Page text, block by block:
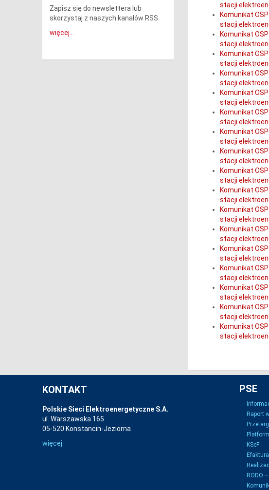
Zapisz się do newslettera lub
skorzystaj z naszych kanałów RSS.
więcej...
stacji
Komunikat
stacji
Komunikat
stacji
Komunikat
stacji
Komunikat
stacji
Komunikat
stacji
Komunikat
stacji
Komunikat
stacji
Komunikat
stacji
Komunikat
stacji
Komunikat
stacji
Komunikat
stacji
Komunikat
stacji
Komunikat
stacji
Komunikat
stacji
Komunikat
stacji
Komunikat
stacji
Komunikat
stacji
KONTAKT
Polskie Sieci Elektroenergetyczne S.A.
ul. Warszawska 165
05-520 Konstancin-Jeziorna
więcej
PSE
Raport
KSeF
Efaktura
RODO